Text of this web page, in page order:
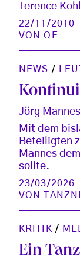
Terence
22/11/2010
VONOE
NEWS /
Jörg
Mit dem
Beteiligten
Mannes
sollte.
23/03/2026
VON
KRITIK /
Ein